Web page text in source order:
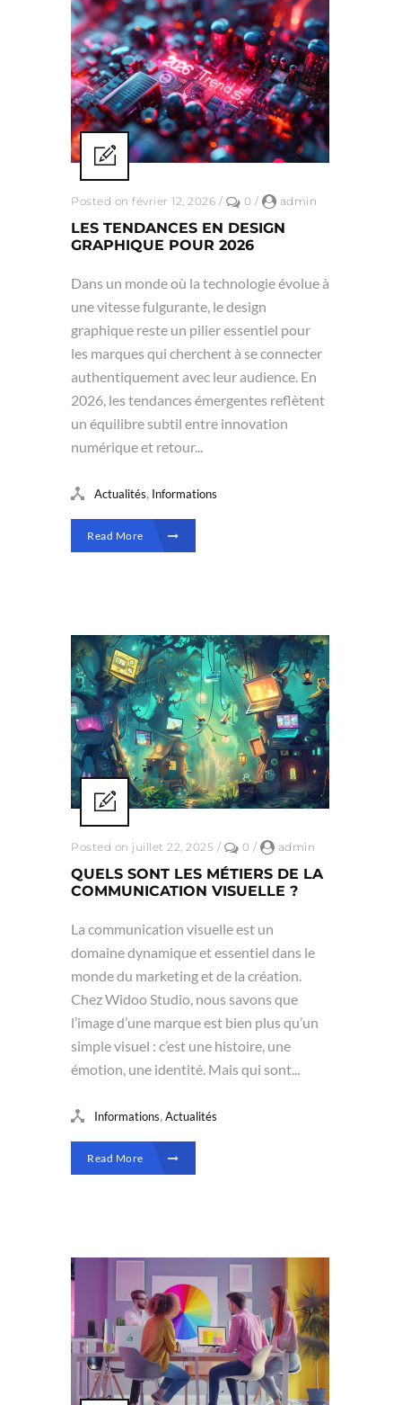
Posted on février 12, 2026 / 0 / admin
LES TENDANCES EN DESIGN
GRAPHIQUE POUR 2026
Dans un monde où la technologie évolue à
une vitesse fulgurante, le design
graphique reste un pilier essentiel pour
les marques qui cherchent à se connecter
authentiquement avec leur audience. En
2026, les tendances émergentes reflètent
un équilibre subtil entre innovation
numérique et retour...
Actualités, Informations
Read More
Posted on juillet 22, 2025 / 0 / admin
QUELS SONT LES MÉTIERS DE LA
COMMUNICATION VISUELLE ?
La communication visuelle est un
domaine dynamique et essentiel dans le
monde du marketing et de la création.
Chez Widoo Studio, nous savons que
l’image d’une marque est bien plus qu’un
simple visuel : c’est une histoire, une
émotion, une identité. Mais qui sont...
Informations Actualités
Read More